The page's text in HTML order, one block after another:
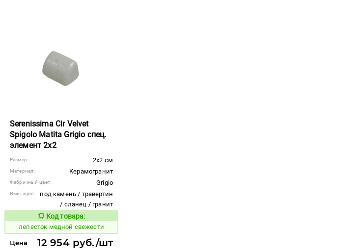
Serenissima Cir Velvet
Spigolo Matita Grigio спец.
элемент 2x2
Размер: 2x2 см
Материал: Керамогранит
Фабричный цвет: Grigio
Имитация:
под камень / травертин
/ сланец / гранит
Код товара:
866208Код товара:
лепесток медной свежести
Цена 12 954 руб./шт